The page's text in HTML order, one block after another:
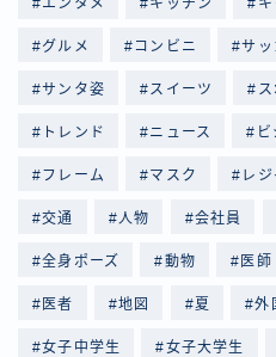
エンタメ キッチン
グルメ コンビニ サッ
サンタ姿 スイーツ
トレンド ニュース
フレーム マスク レジ
交通 人物 会社員
全身ポーズ 動物 医師
医者 地図 夏 外
女子中学生 女子大学生